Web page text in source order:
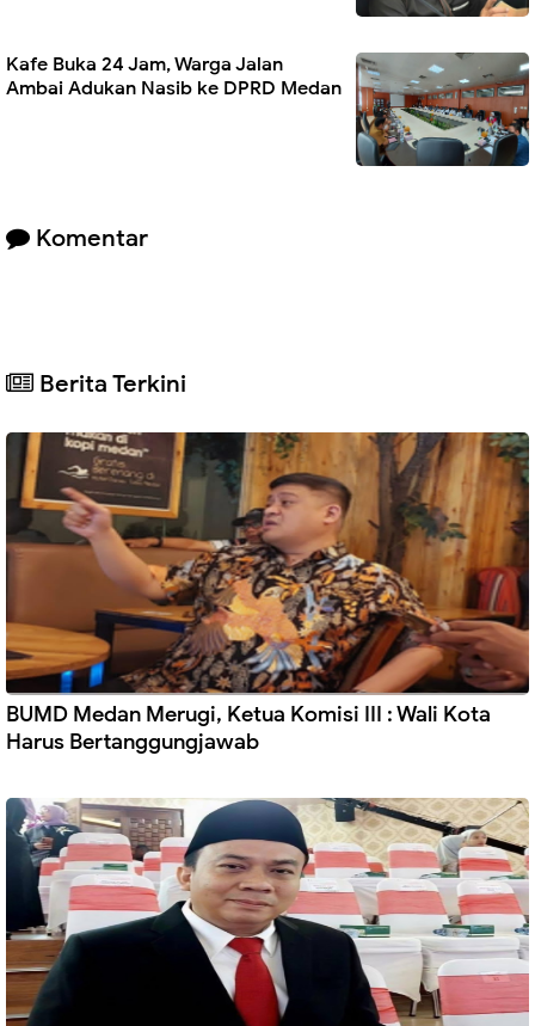
Kafe Buka 24 Jam, Warga Jalan
Ambai Adukan Nasib ke DPRD Medan
Komentar
Berita Terkini
BUMD Medan Merugi, Ketua Komisi III : Wali Kota
Harus Bertanggungjawab